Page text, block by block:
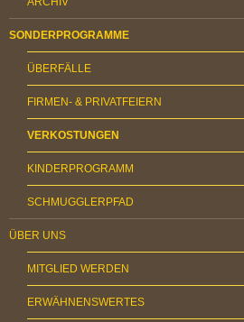
SONDERPROGRAMME
ÜBERFÄLLE
FIRMEN- & PRIVATFEIERN
VERKOSTUNGEN
KINDERPROGRAMM
SCHMUGGLERPFAD
ÜBER UNS
MITGLIED WERDEN
ERWÄHNENSWERTES